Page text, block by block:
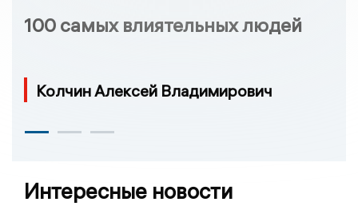
100 самых влиятельных людей
Колчин Алексей Владимирович
Интересные новости